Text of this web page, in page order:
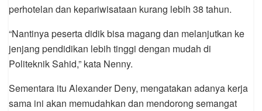
perhotelan dan kepariwisataan kurang lebih 38 tahun.
“Nantinya peserta didik bisa magang dan melanjutkan ke
jenjang pendidikan lebih tinggi dengan mudah di
Politeknik Sahid,” kata Nenny.
Sementara itu Alexander Deny, mengatakan adanya kerja
sama ini akan memudahkan dan mendorong semangat